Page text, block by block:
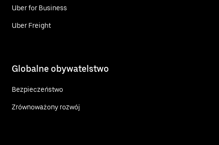
Uber for Business
Uber Freight
Globalne obywatelstwo
Bezpieczeństwo
Zrównoważony rozwój